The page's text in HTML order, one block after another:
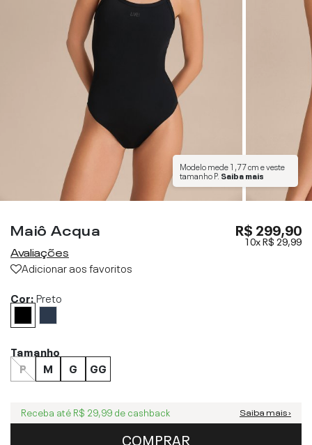
Modelo mede1,77 cme veste
tamanhoP. Saiba mais
Maiô Acqua
Avaliações
Adicionar aos favoritos
R$ 299,90
10xR$ 29,99
Cor:Preto
Tamanho
P
M G GG
Receba até R$ 29,99 de cashback Saiba mais ›
COMPRAR